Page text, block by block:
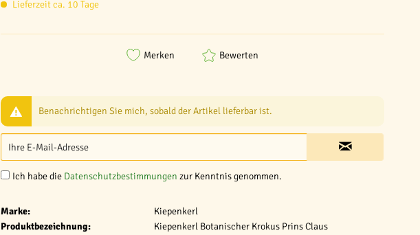
Benachrichtigen Sie mich, sobald der Artikel lieferbar ist.
Ich habe die Datenschutzbestimmungen zur Kenntnis genommen.
Marke:
Kiepenkerl
Produktbezeichnung:
Kiepenkerl Botanischer Krokus Prins Claus
Lieferzeit ca. 10 Tage
Merken Bewerten